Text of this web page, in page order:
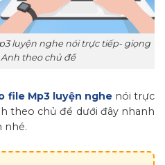
luyện nghe nói trực tiếp- giọng
theo chủ đề
file Mp3 luyện nghenói trực
theo chủ đề dưới đây nhanh
nhé.